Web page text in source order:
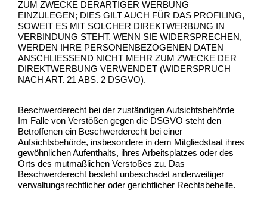
ZUM ZWECKE DERARTIGER WERBUNG
EINZULEGEN; DIES GILT AUCH FÜR DAS PROFILING,
SOWEIT ES MIT SOLCHER DIREKTWERBUNG IN
VERBINDUNG STEHT. WENN SIE WIDERSPRECHEN,
WERDEN IHRE PERSONENBEZOGENEN DATEN
ANSCHLIESSEND NICHT MEHR ZUM ZWECKE DER
DIREKTWERBUNG VERWENDET (WIDERSPRUCH
NACH ART. 21 ABS. 2 DSGVO).
Beschwerderecht bei der zuständigen Aufsichtsbehörde
Im Falle von Verstößen gegen die DSGVO steht den
Betroffenen ein Beschwerderecht bei einer
Aufsichtsbehörde, insbesondere in dem Mitgliedstaat ihres
gewöhnlichen Aufenthalts, ihres Arbeitsplatzes oder des
Orts des mutmaßlichen Verstoßes zu. Das
Beschwerderecht besteht unbeschadet anderweitiger
verwaltungsrechtlicher oder gerichtlicher Rechtsbehelfe.